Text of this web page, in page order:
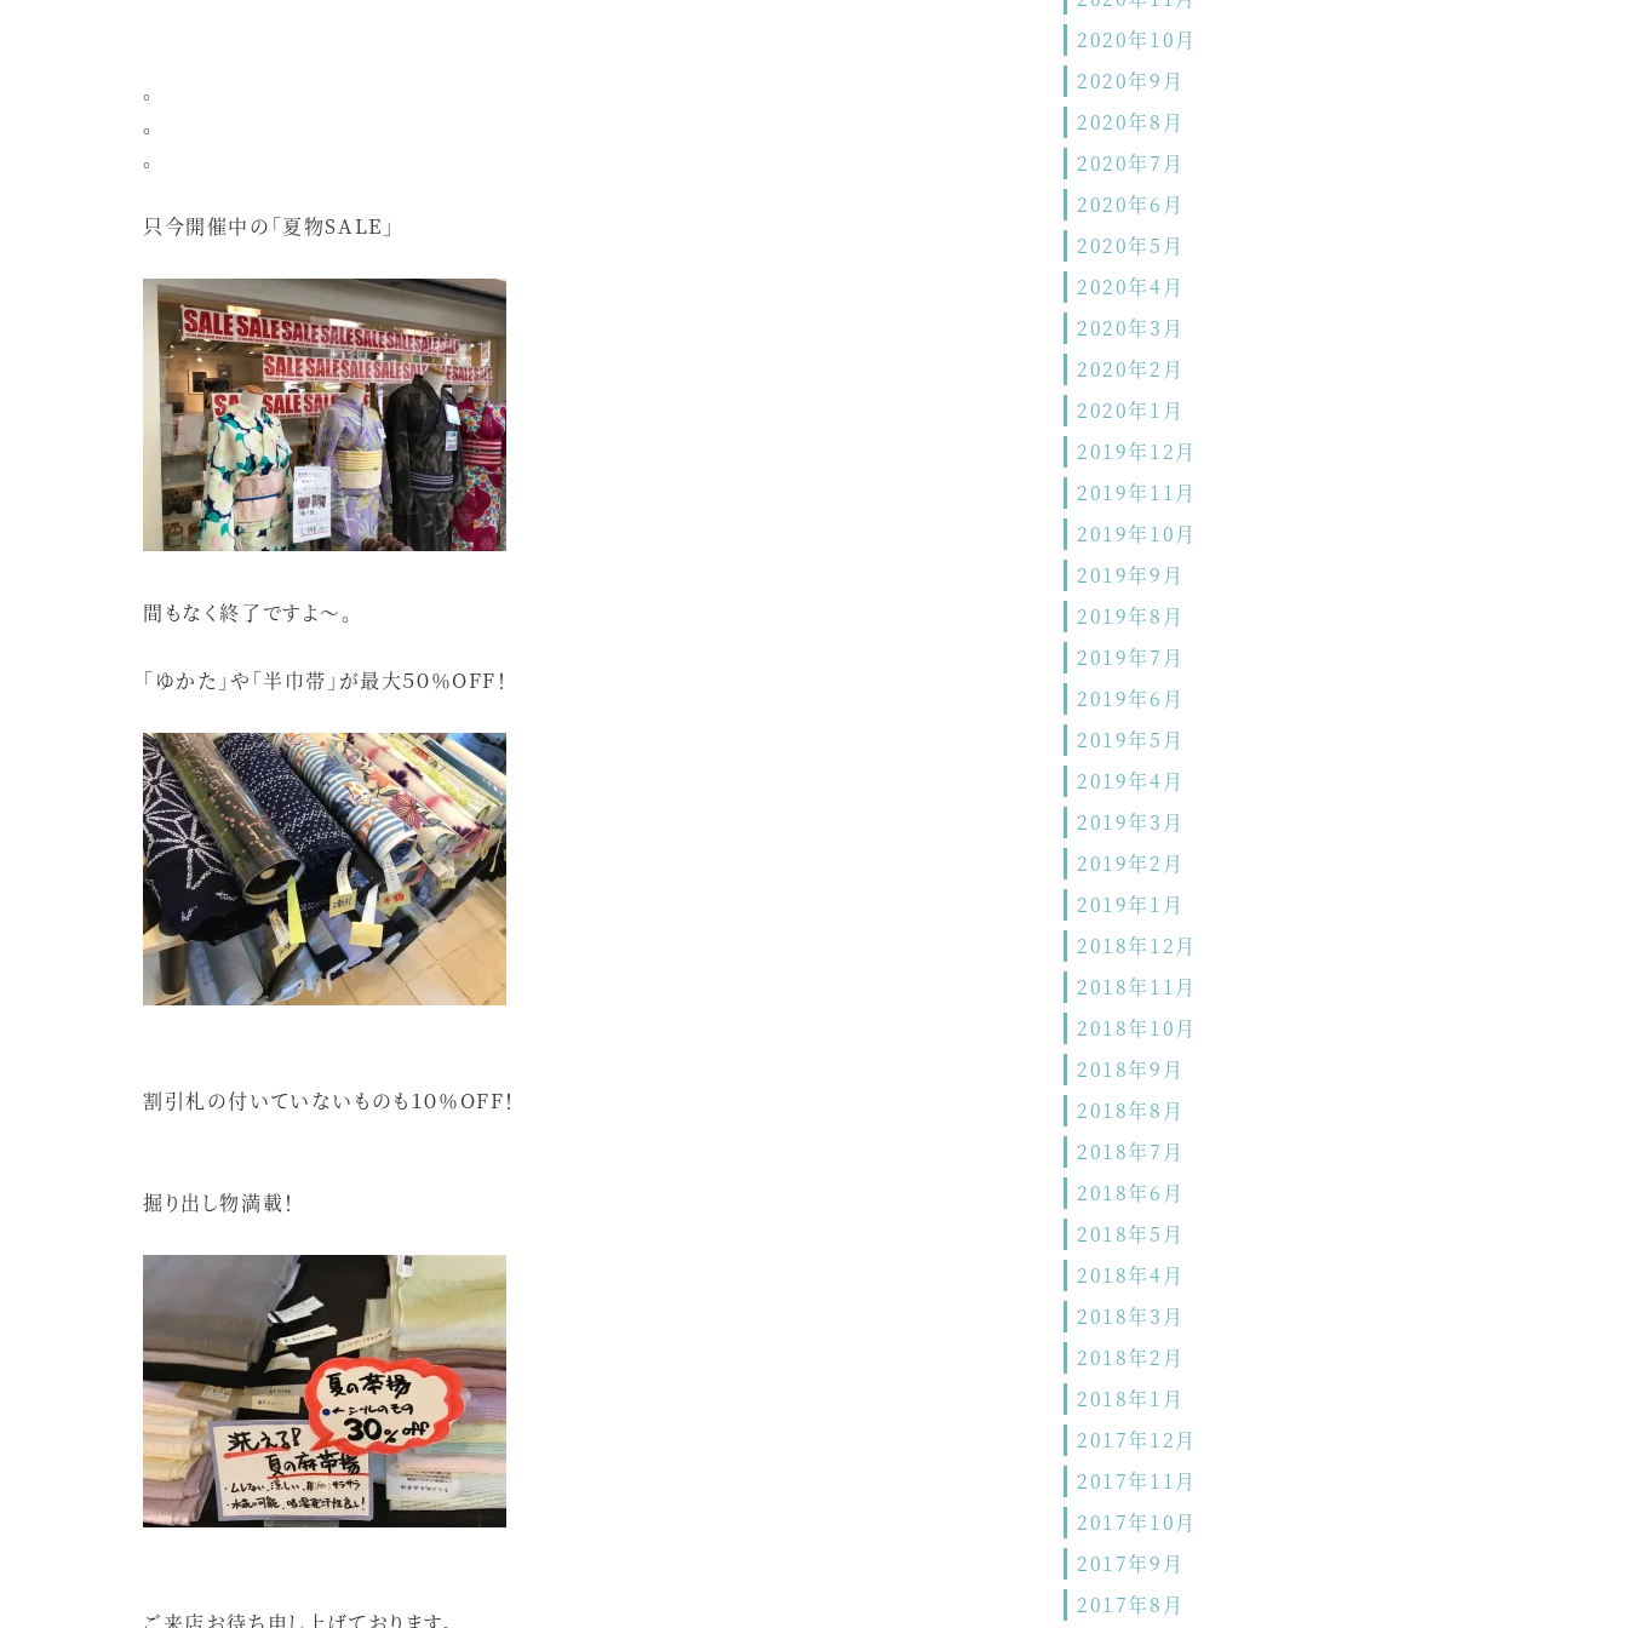
。
。
。
只今開催中の「夏物SALE」
間もなく終了ですよ～。
「ゆかた」や「半巾帯」が最大５０％OFF！
割引札の付いていないものも１０％OFF！
掘り出し物満載！
2020年10月
2020年9月
2020年8月
2020年7月
2020年6月
2020年5月
2020年4月
2020年3月
2020年2月
2020年1月
2019年12月
2019年11月
2019年10月
2019年9月
2019年8月
2019年7月
2019年6月
2019年5月
2019年4月
2019年3月
2019年2月
2019年1月
2018年12月
2018年11月
2018年10月
2018年9月
2018年8月
2018年7月
2018年6月
2018年5月
2018年4月
2018年3月
2018年2月
2018年1月
2017年12月
2017年11月
2017年10月
2017年9月
2017年8月